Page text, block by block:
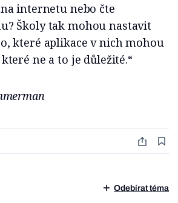
internetu nebo čte
Školy tak mohou nastavit
které aplikace v nich mohou
ne a to je důležité.“
Odebírat téma